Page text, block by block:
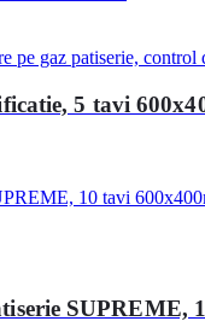
pe gaz patiserie, control
5 tavi
SUPREME,